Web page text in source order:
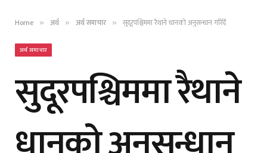
Home » अर्थ » अर्थ समाचार » सुदूरपश्चिममा रैथाने धानको अनुसन्धान गरिँदै
अर्थ समाचार
सुदूरपश्चिममा रैथाने